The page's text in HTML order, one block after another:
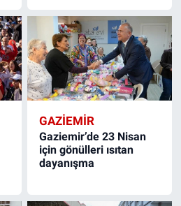
GAZIEMIR
Gaziemir’de 23 Nisan
için gönülleri ısıtan
dayanışma